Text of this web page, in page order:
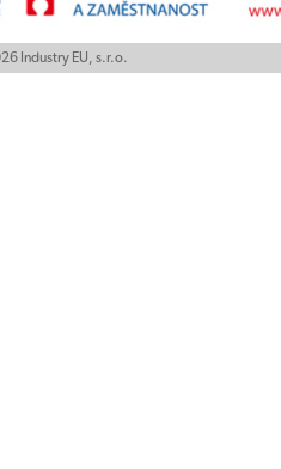
Industry EU, s.r.o.